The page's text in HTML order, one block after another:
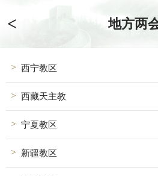
< 地方两
西宁教区
西藏天主教
宁夏教区
新疆教区